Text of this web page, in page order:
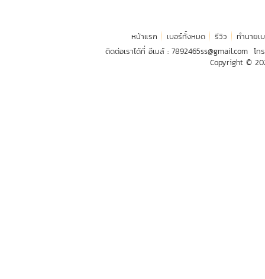
หน้าแรก เบอร์ทั้งหมด รีวิว
ทำนายเ
ติดต่อเราได้ที่ อีเมล์ : 7892465ss@gmail.com โท
Copyright ©